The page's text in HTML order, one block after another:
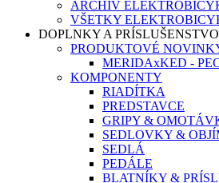
ARCHÍV
VŠETKY
DOPLNKY A PRÍSLUŠENSTVO
PRODUKTOVÉ
MERIDAxKED -
KOMPONENTY
RIADÍTKA
PREDSTAVCE
GRIPY &
SEDLOVKY &
SEDLÁ
PEDÁLE
BLATNÍKY &